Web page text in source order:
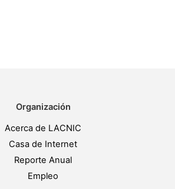
Organización
Acerca de LACNIC
Casa de Internet
Reporte Anual
Empleo